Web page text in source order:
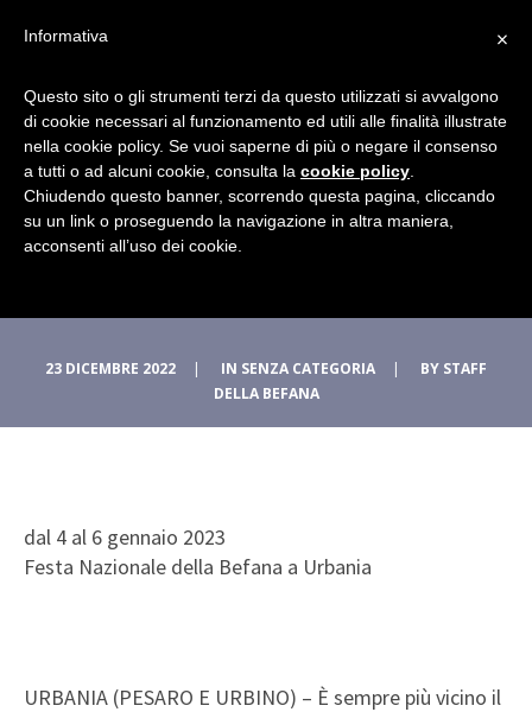
La Befana si sta
preparando ad una
Festa Magica nella
23 DICEMBRE 2022 | IN SENZA CATEGORIA | BY STAFF
DELLA BEFANA
dal 4 al 6 gennaio 2023
Festa Nazionale della Befana a Urbania
URBANIA (PESARO E URBINO) – È sempre più vicino il
×
Informativa
Questo sito o gli strumenti terzi da questo utilizzati si avvalgono
di cookie necessari al funzionamento ed utili alle finalità illustrate
nella cookie policy. Se vuoi saperne di più o negare il consenso
a tutti o ad alcuni cookie, consulta la cookie policy
Chiudendo questo banner, scorrendo questa pagina, cliccando
su un link o proseguendo la navigazione in altra maniera,
acconsenti all’uso dei cookie.